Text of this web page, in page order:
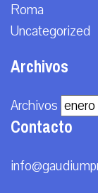
Roma
Uncategorized
Archivos
Archivos
Contacto